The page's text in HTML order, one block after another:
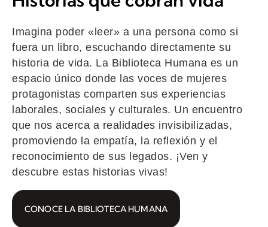
Imagina poder «leer» a una persona como si
fuera un libro, escuchando directamente su
historia de vida. La Biblioteca Humana es un
espacio único donde las voces de mujeres
protagonistas comparten sus experiencias
laborales, sociales y culturales. Un encuentro
que nos acerca a realidades invisibilizadas,
promoviendo la empatía, la reflexión y el
reconocimiento de sus legados. ¡Ven y
descubre estas historias vivas!
CONOCE LA BIBLIOTECA HUMANA